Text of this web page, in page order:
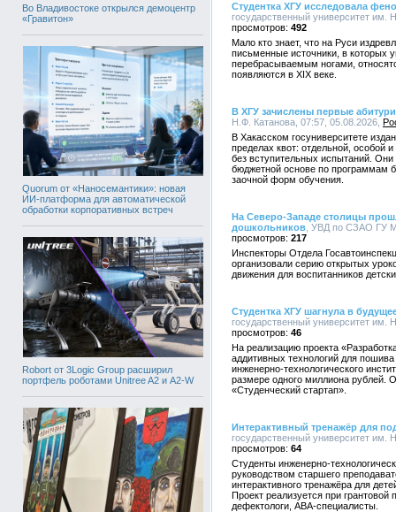
Во Владивостоке открылся демоцентр
«Гравитон»
Quorum от «Наносемантики»: новая
ИИ-платформа для автоматической
обработки корпоративных встреч
Robort от 3Logic Group расширил
портфель роботами Unitree A2 и A2-W
Студентка ХГУ исследовала
государственный университет им.
492
Мало кто знает, что на Руси
письменные источники, в которых
перебрасываемым ногами,
появляются в XIX веке.
В ХГУ зачислены первые
Н.Ф. Катанова, 07:57, 05.08.2026,
В Хакасском госуниверситете
пределах квот: отдельной, особой
без вступительных испытаний.
бюджетной основе по программам
заочной форм обучения.
На Северо-Западе столицы
дошкольников , УВД по СЗАО ГУ
217
Инспекторы Отдела
организовали серию открытых
движения для воспитанников
Студентка ХГУ шагнула в
государственный университет им.
46
На реализацию проекта
аддитивных технологий для
инженерно-технологического
размере одного миллиона рублей.
«Студенческий стартап».
Интерактивный тренажёр для
государственный университет им.
64
Студенты инженерно-
руководством старшего
интерактивного тренажёра для
Проект реализуется при грантовой
дефектологи, АВА-специалисты.